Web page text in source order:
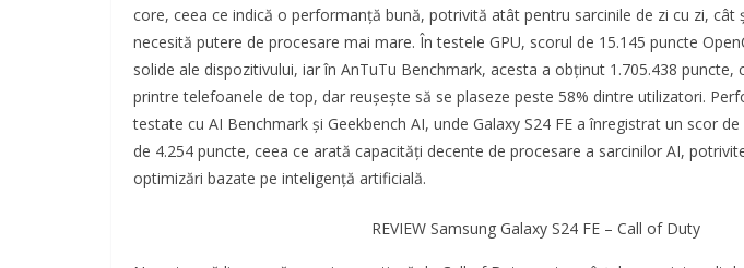
core, ceea ce indică o performanță bună, potrivită atât pentru sarcinile de zi cu zi, cât
necesită putere de procesare mai mare. În testele GPU, scorul de 15.145 puncte
solide ale dispozitivului, iar în AnTuTu Benchmark, acesta a obținut 1.705.438 puncte,
printre telefoanele de top, dar reușește să se plaseze peste 58% dintre utilizatori.
testate cu AI Benchmark și Geekbench AI, unde Galaxy S24 FE a înregistrat un scor
de 4.254 puncte, ceea ce arată capacități decente de procesare a sarcinilor AI,
optimizări bazate pe inteligență artificială.
REVIEW Samsung Galaxy S24 FE – Call of Duty